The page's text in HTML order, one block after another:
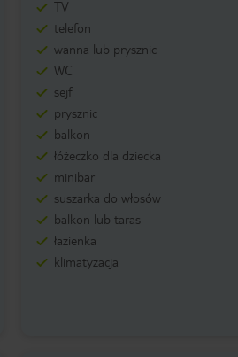
TV
telefon
wanna lub prysznic
WC
sejf
prysznic
balkon
łóżeczko dla dziecka
minibar
suszarka do włosów
balkon lub taras
łazienka
klimatyzacja